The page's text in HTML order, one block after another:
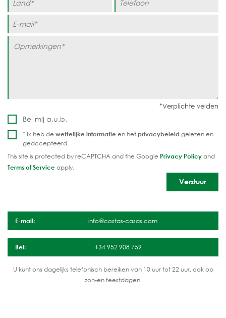
Bel mij a.u.b.
* Ik heb de wettelijke informatie en hetprivacybeleid gelezen en
geaccepteerd
This site is protected by reCAPTCHA and the Google Privacy Policyand
Terms of Serviceapply.
E-mail: info@costas-casas.com
Bel: +34 952 908 759
U kunt ons dagelijks telefonisch bereiken van 10 uur tot 22 uur, ook op
zon-en feestdagen.